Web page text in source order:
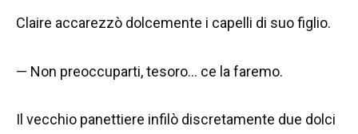
Claire accarezzò dolcemente i capelli di suo figlio.
— Non preoccuparti, tesoro… ce la faremo.
Il vecchio panettiere infilò discretamente due dolci